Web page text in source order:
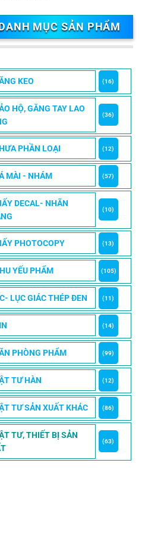
MỤC SẢN PHẨM
KEO (16)
HỘ, GĂNG TAY LAO
(36)
PHẦN LOẠI (12)
MÀI - NHÁM (57)
DECAL- NHÃN
(10)
PHOTOCOPY (13)
YẾU PHẨM (105)
LỤC GIÁC THÉP ĐEN (11)
(14)
PHÒNG PHẨM (99)
TƯ HÀN (12)
TƯ SẢN XUẤT KHÁC (86)
TƯ, THIẾT BỊ SẢN
(63)